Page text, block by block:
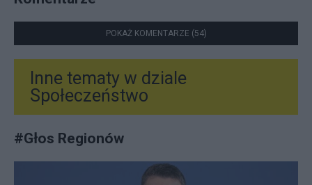
POKAŻ KOMENTARZE (54)
Inne tematy w dziale
Społeczeństwo
#Głos Regionów